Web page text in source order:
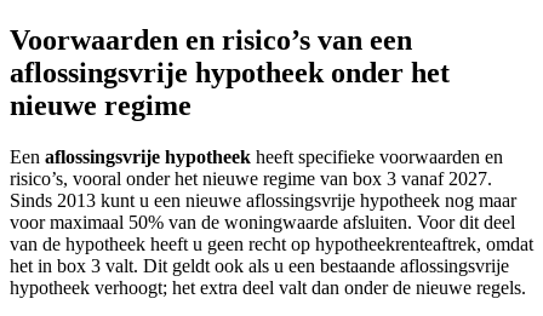
Voorwaarden en risico’s van een
aflossingsvrije hypotheek onder het
nieuwe regime
Een aflossingsvrije hypotheek heeft specifieke voorwaarden en
risico’s, vooral onder het nieuwe regime van box 3 vanaf 2027.
Sinds 2013 kunt u een nieuwe aflossingsvrije hypotheek nog maar
voor maximaal 50% van de woningwaarde afsluiten. Voor dit deel
van de hypotheek heeft u geen recht op hypotheekrenteaftrek, omdat
het in box 3 valt. Dit geldt ook als u een bestaande aflossingsvrije
hypotheek verhoogt; het extra deel valt dan onder de nieuwe regels.